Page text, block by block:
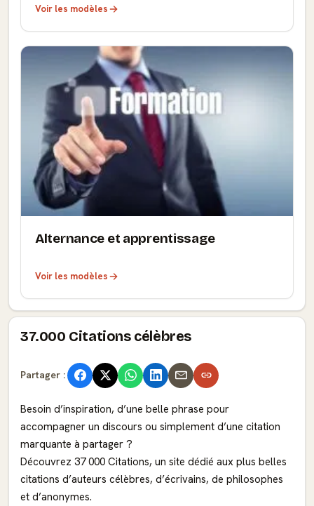
Voir les modèles
Alternance et apprentissage
Voir les modèles
37.000 Citations célèbres
Partager :
Besoin d’inspiration, d’une belle phrase pour
accompagner un discours ou simplement d’une citation
marquante à partager ?
Découvrez 37 000 Citations, un site dédié aux plus belles
citations d’auteurs célèbres, d’écrivains, de philosophes
et d’anonymes.